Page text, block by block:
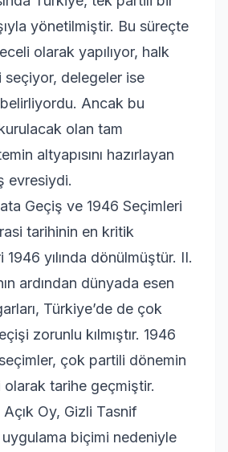
yönetilmiştir. Bu süreçte
olarak yapılıyor, halk
seçiyor, delegeler ise
Ancak bu
olan tam
altyapısını hazırlayan
evresiydi.
Geçiş ve 1946 Seçimleri
tarihinin en kritik
1946 yılında dönülmüştür. II.
ardından dünyada esen
Türkiye’de de çok
zorunlu kılmıştır. 1946
seçimler, çok partili dönemin
olarak tarihe geçmiştir.
Oy, Gizli Tasnif
biçimi nedeniyle